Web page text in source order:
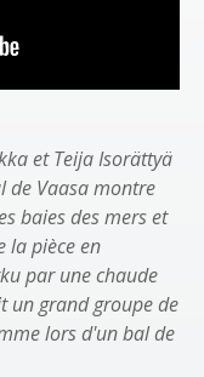
et Teija Isorättyä
de Vaasa montre
baies des mers et
la pièce en
par une chaude
un grand groupe de
lors d'un bal de